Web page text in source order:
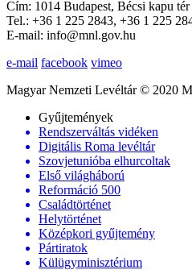
Cím: 1014 Budapest, Bécsi kapu tér
Tel.: +36 1 225 2843, +36 1 225
E-mail: info@mnl.gov.hu
e-mail facebook vimeo
Magyar Nemzeti Levéltár © 2020
Gyűjtemények
Rendszerváltás vidéken
Digitális Roma levéltár
Szovjetunióba elhurcoltak
Első világháború
Reformáció 500
Családtörténet
Helytörténet
Középkori gyűjtemény
Pártiratok
Külügyminisztérium